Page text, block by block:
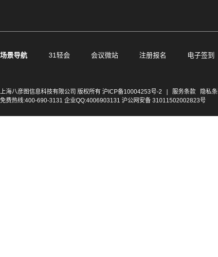
场景导航 31轻会 会议微站 注册报名 电子签到
上海八彦图信息科技有限公司 版权所有 沪ICP备10004253号-2 服务条款
隐私
免费热线:400-690-3131 企业QQ:4006903131 沪公网安备 31011502002823号